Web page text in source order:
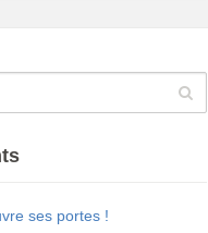
ses portes !